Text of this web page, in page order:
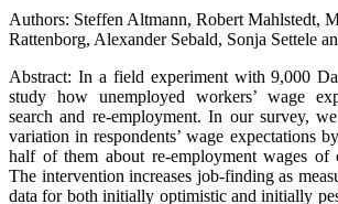
Authors: Steffen Altmann, Robert Mahlstedt,
Rattenborg, Alexander Sebald, Sonja Settele
Abstract: In a field experiment with 9,000
study how unemployed workers’ wage
search and re-employment. In our survey,
variation in respondents’ wage expectations
half of them about re-employment wages of
The intervention increases job-finding as
data for both initially optimistic and initially